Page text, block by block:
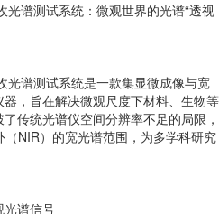
谱测试系统：微观世界的光谱“透视
光谱测试系统是一款集显微成像与宽
，旨在解决微观尺度下材料、生物等
传统光谱仪空间分辨率不足的局限，
NIR）的宽光谱范围，为多学科研究
光谱信号